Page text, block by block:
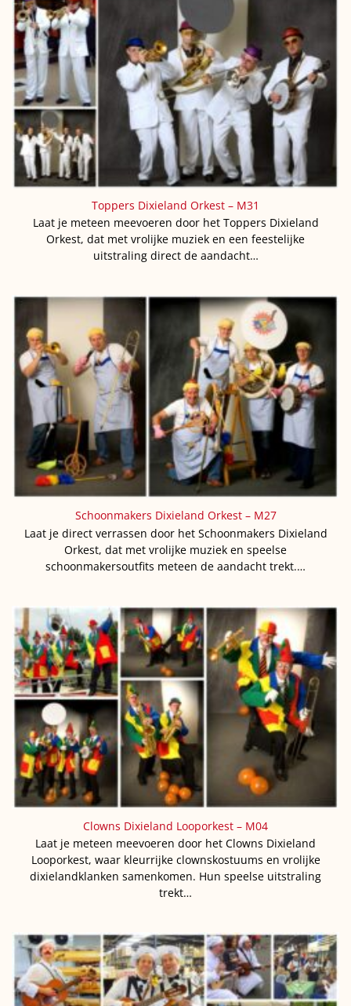
Toppers Dixieland Orkest – M31
Laat je meteen meevoeren door het Toppers Dixieland
Orkest, dat met vrolijke muziek en een feestelijke
uitstraling direct de aandacht…
Schoonmakers Dixieland Orkest – M27
Laat je direct verrassen door het Schoonmakers Dixieland
Orkest, dat met vrolijke muziek en speelse
schoonmakersoutfits meteen de aandacht trekt.…
Clowns Dixieland Looporkest – M04
Laat je meteen meevoeren door het Clowns Dixieland
Looporkest, waar kleurrijke clownskostuums en vrolijke
dixielandklanken samenkomen. Hun speelse uitstraling
trekt…